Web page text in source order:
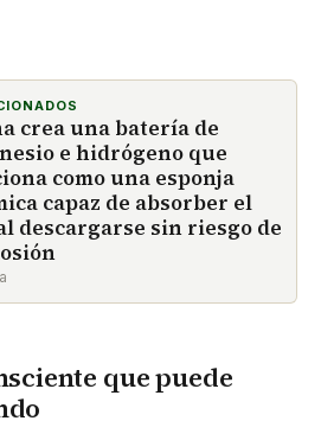
crea una batería de
e hidrógeno que
como una esponja
capaz de absorber el
descargarse sin riesgo de
que puede